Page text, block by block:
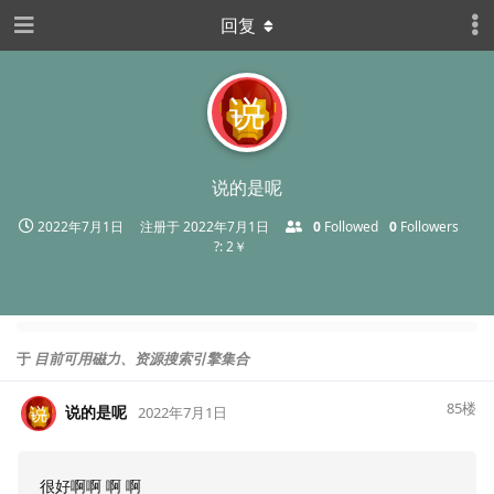
说
说的是呢
2022年7月1日 注册于2022年7月1日 0 Followed 0 Followers
?: 2￥
回复
于 目前可用磁力、资源搜索引擎集合
说 说的是呢 2022年7月1日 85楼
很好啊啊 啊 啊